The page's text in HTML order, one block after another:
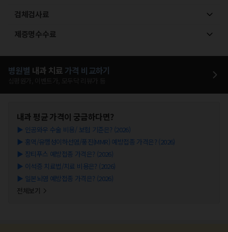
검체검사료
제증명수수료
병원별 내과 치료 가격 비교하기
내과 평균 가격이 궁금하다면?
▶ 인공와우 수술 비용/ 보험 기준은? (2026)
▶ 홍역/유행성이하선염/풍진(MMR) 예방접종 가격은? (2026)
▶ 장티푸스 예방접종 가격은? (2026)
▶ 이석증 치료법/치료 비용은? (2026)
▶ 일본뇌염 예방접종 가격은? (2026)
전체보기